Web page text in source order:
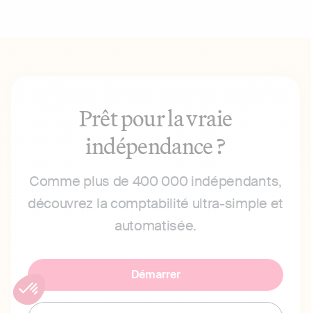
Prêt pour la vraie
indépendance ?
Comme plus de 400 000 indépendants,
découvrez la comptabilité ultra-simple et
automatisée.
Démarrer